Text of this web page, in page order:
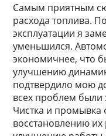
Самым приятным
расхода топлива.
эксплуатации я
уменьшился.
экономичнее, что
улучшению
подтвердило мою
всех проблем были
Чистка и промывка
восстановлению